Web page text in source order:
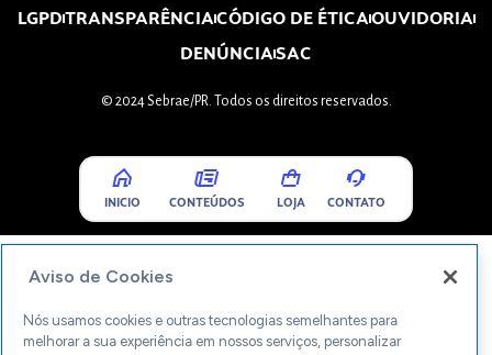
LGPDTRANSPARÊNCIACÓDIGO DE ÉTICAOUVIDORIA
DENÚNCIASAC
© 2024 Sebrae/PR. Todos os direitos reservados.
INICIO CONTEÚDOS LOJA CONTATO
Aviso de Cookies
Nós usamos cookies e outras tecnologias semelhantes para
melhorar a sua experiência em nossos serviços, personalizar